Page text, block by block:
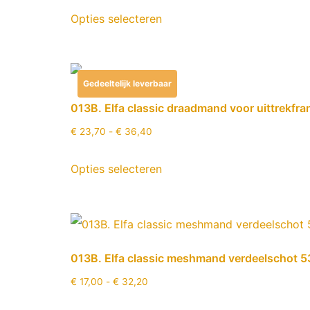
Opties selecteren
Gedeeltelijk leverbaar
013B. Elfa classic draadmand voor
€ 23,70 - € 36,40
Opties selecteren
013B. Elfa classic meshmand verdeelschot
€ 17,00 - € 32,20